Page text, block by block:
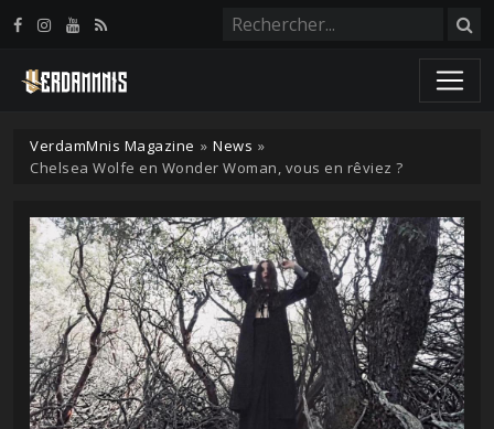
VerdamMnis Magazine » News »
Chelsea Wolfe en Wonder Woman, vous en rêviez ?
Panneau de gestion des cookies